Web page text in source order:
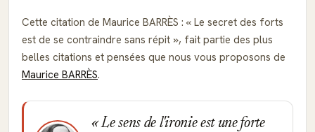
Cette citation de Maurice BARRÈS :
Le secret des forts
est de se contraindre sans répit , fait partie des plus
belles citations et pensées que nous vous proposons de
Maurice BARRÈS.
Le sens de l'ironie est une forte